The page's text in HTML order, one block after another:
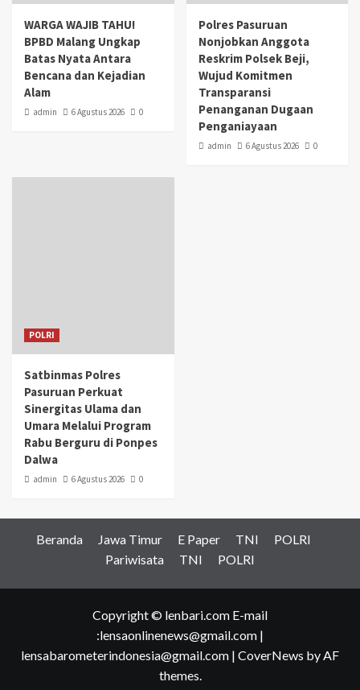
WARGA WAJIB TAHU!
BPBD Malang Ungkap
Batas Nyata Antara
Bencana dan Kejadian
Alam
admin 6 Agustus 2026 0
Polres Pasuruan
Nonjobkan Anggota
Reskrim Polsek Beji,
Wujud Komitmen
Transparansi
Penanganan Dugaan
Penganiayaan
admin 6 Agustus 2026 0
POLRI
Satbinmas Polres
Pasuruan Perkuat
Sinergitas Ulama dan
Umara Melalui Program
Rabu Berguru di Ponpes
Dalwa
admin 6 Agustus 2026 0
Beranda Jawa Timur E Paper TNI
POLRI
Pariwisata
TNI POLRI
Copyright © lenbari.com E-mail
:lensaonlinenews@gmail.com |
lensabarometerindonesia@gmail.com | CoverNews by AF
themes.